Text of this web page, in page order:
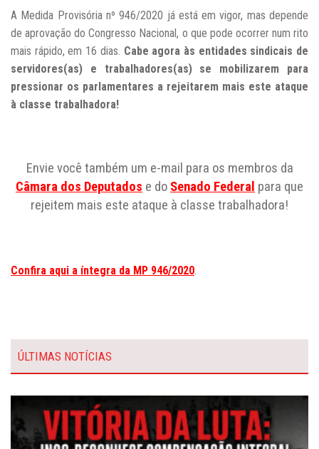
A Medida Provisória nº 946/2020 já está em vigor, mas depende
de aprovação do Congresso Nacional, o que pode ocorrer num rito
mais rápido, em 16 dias. Cabe agora às entidades sindicais de
servidores(as) e trabalhadores(as) se mobilizarem para
pressionar os parlamentares a rejeitarem mais este ataque
à classe trabalhadora!
Envie você também um e-mail para os membros da
Câmara dos Deputados e do Senado Federal para que
rejeitem mais este ataque à classe trabalhadora!
Confira aqui a íntegra da MP 946/2020
ÚLTIMAS NOTÍCIAS